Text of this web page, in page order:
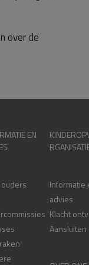
over de
EN
Informatie
advies
Klacht
Aansluiten